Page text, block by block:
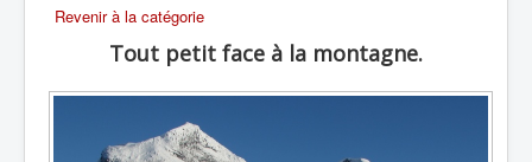
Revenir à la catégorie
Tout petit face à la montagne.